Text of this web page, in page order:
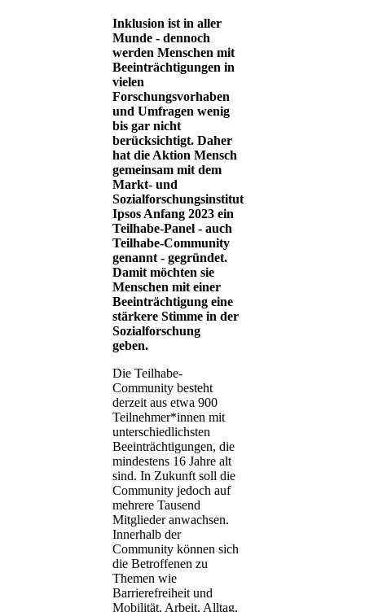
Inklusion ist in aller
Munde - dennoch
werden Menschen mit
Beeinträchtigungen in
vielen
Forschungsvorhaben
und Umfragen wenig
bis gar nicht
berücksichtigt. Daher
hat die Aktion Mensch
gemeinsam mit dem
Markt- und
Sozialforschungsinstitut
Ipsos Anfang 2023 ein
Teilhabe-Panel - auch
Teilhabe-Community
genannt - gegründet.
Damit möchten sie
Menschen mit einer
Beeinträchtigung eine
stärkere Stimme in der
Sozialforschung
geben.
Die Teilhabe-
Community besteht
derzeit aus etwa 900
Teilnehmer*innen mit
unterschiedlichsten
Beeinträchtigungen, die
mindestens 16 Jahre alt
sind. In Zukunft soll die
Community jedoch auf
mehrere Tausend
Mitglieder anwachsen.
Innerhalb der
Community können sich
die Betroffenen zu
Themen wie
Barrierefreiheit und
Mobilität, Arbeit, Alltag,